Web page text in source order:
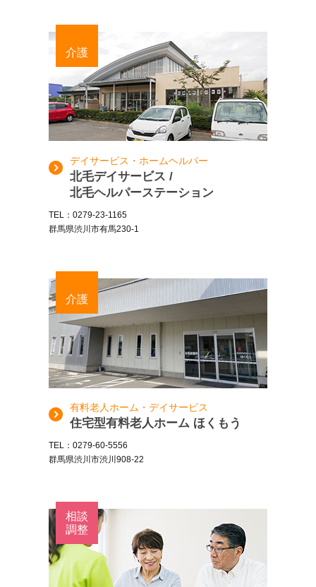
介護
デイサービス・ホームヘルパー
北毛デイサービス /
北毛ヘルパーステーション
TEL：0279-23-1165
群馬県渋川市有馬230-1
介護
有料老人ホーム・デイサービス
住宅型有料老人ホーム ほくもう
TEL：0279-60-5556
群馬県渋川市渋川908-22
相談
調整